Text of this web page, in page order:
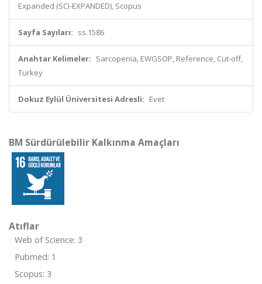
Expanded (SCI-EXPANDED), Scopus
Sayfa Sayıları: ss.1586
Anahtar Kelimeler: Sarcopenia, EWGSOP, Reference, Cut-off,
Turkey
Dokuz Eylül Üniversitesi Adresli: Evet
BM Sürdürülebilir Kalkınma Amaçları
Atıflar
Web of Science: 3
Pubmed: 1
Scopus: 3